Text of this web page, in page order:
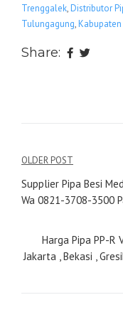
Trenggalek,Distributor
Tulungagung,Kabupaten
Share:
Navigasi
pos
OLDER POST
Supplier Pipa Besi
Wa 0821-3708-3500
Harga Pipa PP-R
Jakarta , Bekasi ,